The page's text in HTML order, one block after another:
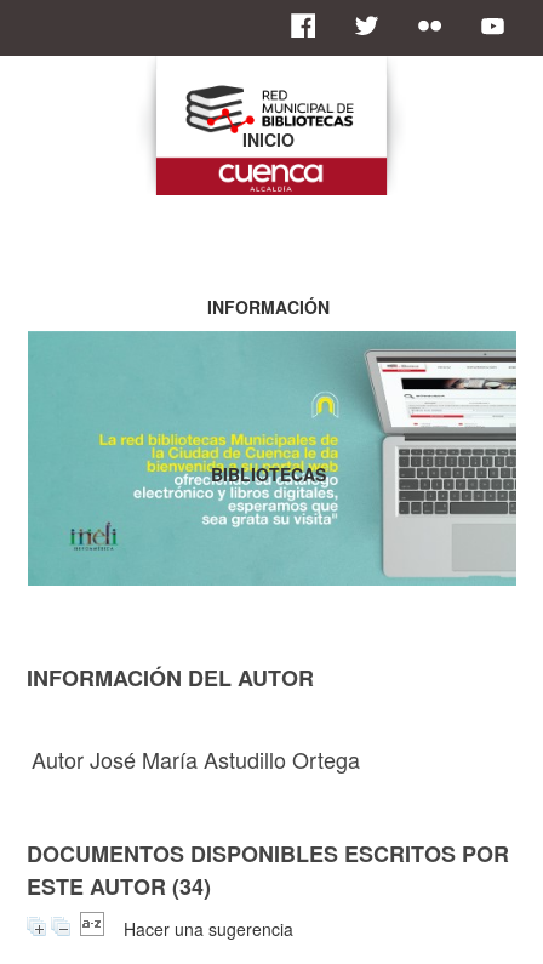
INFORMACIÓN DEL AUTOR
Autor José María Astudillo Ortega
DOCUMENTOS DISPONIBLES ESCRITOS POR
ESTE AUTOR (34)
Hacer una sugerencia
INICIO
INFORMACIÓN
BIBLIOTECAS